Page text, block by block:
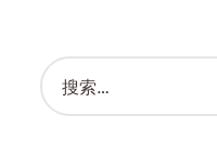
搜
索
：